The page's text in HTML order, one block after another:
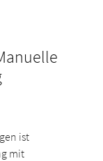
ist
mit